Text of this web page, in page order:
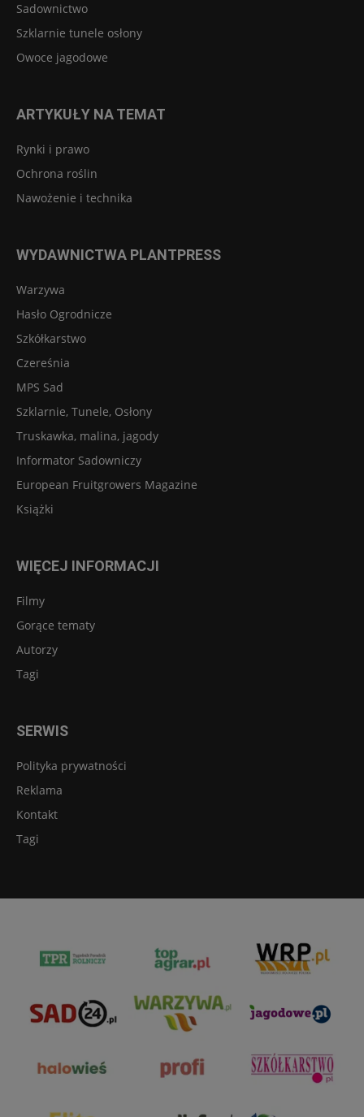
Sadownictwo
Szklarnie tunele osłony
Owoce jagodowe
ARTYKUŁY NA TEMAT
Rynki i prawo
Ochrona roślin
Nawożenie i technika
WYDAWNICTWA PLANTPRESS
Warzywa
Hasło Ogrodnicze
Szkółkarstwo
Czereśnia
MPS Sad
Szklarnie, Tunele, Osłony
Truskawka, malina, jagody
Informator Sadowniczy
European Fruitgrowers Magazine
Książki
WIĘCEJ INFORMACJI
Filmy
Gorące tematy
Autorzy
Tagi
SERWIS
Polityka prywatności
Reklama
Kontakt
Tagi